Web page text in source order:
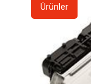
Ürünler